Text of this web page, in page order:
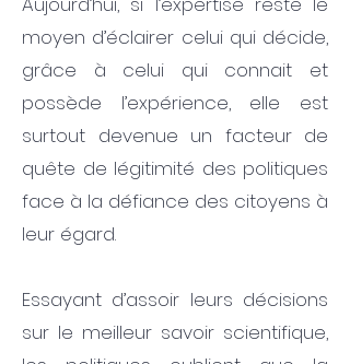
moyen d’éclairer celui qui décide,
grâce à celui qui connait et
possède l’expérience, elle est
surtout devenue un facteur de
quête de légitimité des politiques
face à la défiance des citoyens à
leur égard.
Essayant d’assoir leurs décisions
sur le meilleur savoir scientifique,